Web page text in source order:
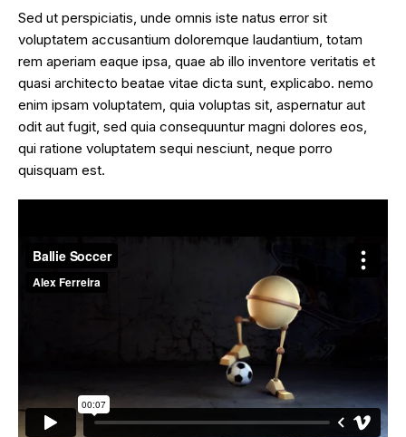
Sed ut perspiciatis, unde omnis iste natus error sit
voluptatem accusantium doloremque laudantium, totam
rem aperiam eaque ipsa, quae ab illo inventore veritatis et
quasi architecto beatae vitae dicta sunt, explicabo. nemo
enim ipsam voluptatem, quia voluptas sit, aspernatur aut
odit aut fugit, sed quia consequuntur magni dolores eos,
qui ratione voluptatem sequi nesciunt, neque porro
quisquam est.